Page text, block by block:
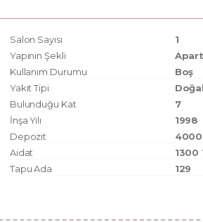
Salon Sayısı
1
Yapının Şekli
Kullanım Durumu
Boş
Yakıt Tipi
Bulunduğu Kat
7
İnşa Yılı
1998
Depozit
Aidat
1300
Tapu Ada
129